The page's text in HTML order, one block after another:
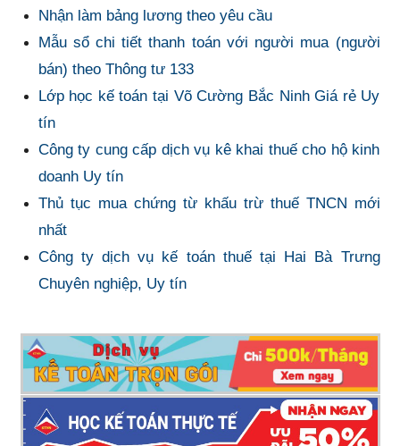
Nhận làm bảng lương theo yêu cầu
Mẫu sổ chi tiết thanh toán với người mua (người
bán) theo Thông tư 133
Lớp học kế toán tại Võ Cường Bắc Ninh Giá rẻ Uy
tín
Công ty cung cấp dịch vụ kê khai thuế cho hộ kinh
doanh Uy tín
Thủ tục mua chứng từ khấu trừ thuế TNCN mới
nhất
Công ty dịch vụ kế toán thuế tại Hai Bà Trưng
Chuyên nghiệp, Uy tín